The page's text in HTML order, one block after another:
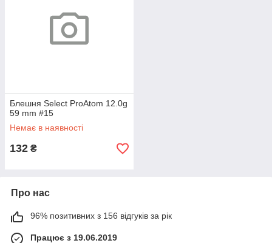
Блешня Select ProAtom 12.0g
59 mm #15
Немає в наявності
132 ₴
Про нас
96% позитивних з 156 відгуків за рік
Працює з 19.06.2019